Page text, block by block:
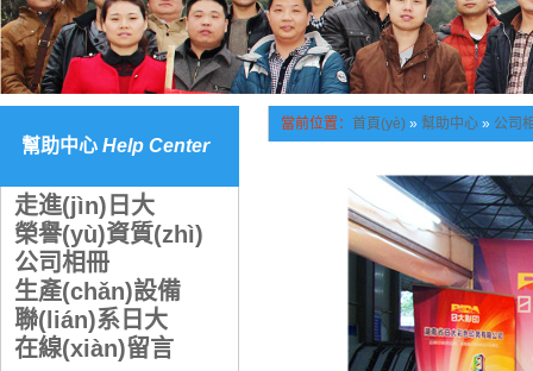
幫助中心 Help Center
走進(jìn)日大
榮譽(yù)資質(zhì)
公司相冊
生產(chǎn)設備
聯(lián)系日大
在線(xiàn)留言
當前位置： 首頁(yè) » 幫助中心 » 公司